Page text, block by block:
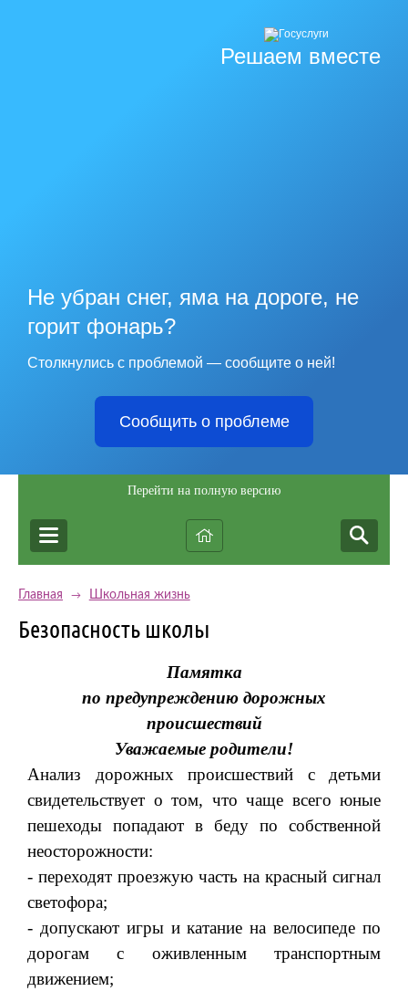
Решаем вместе
Не убран снег, яма на дороге, не
горит фонарь?
Столкнулись с проблемой — сообщите о ней!
Сообщить о проблеме
Перейти на полную версию
Главная → Школьная жизнь
Безопасность школы
Памятка
по предупреждению дорожных
происшествий
Уважаемые родители!
Анализ дорожных происшествий с детьми
свидетельствует о том, что чаще всего юные
пешеходы попадают в беду по собственной
неосторожности:
- переходят проезжую часть на красный сигнал
светофора;
- допускают игры и катание на велосипеде по
дорогам с оживленным транспортным
движением;